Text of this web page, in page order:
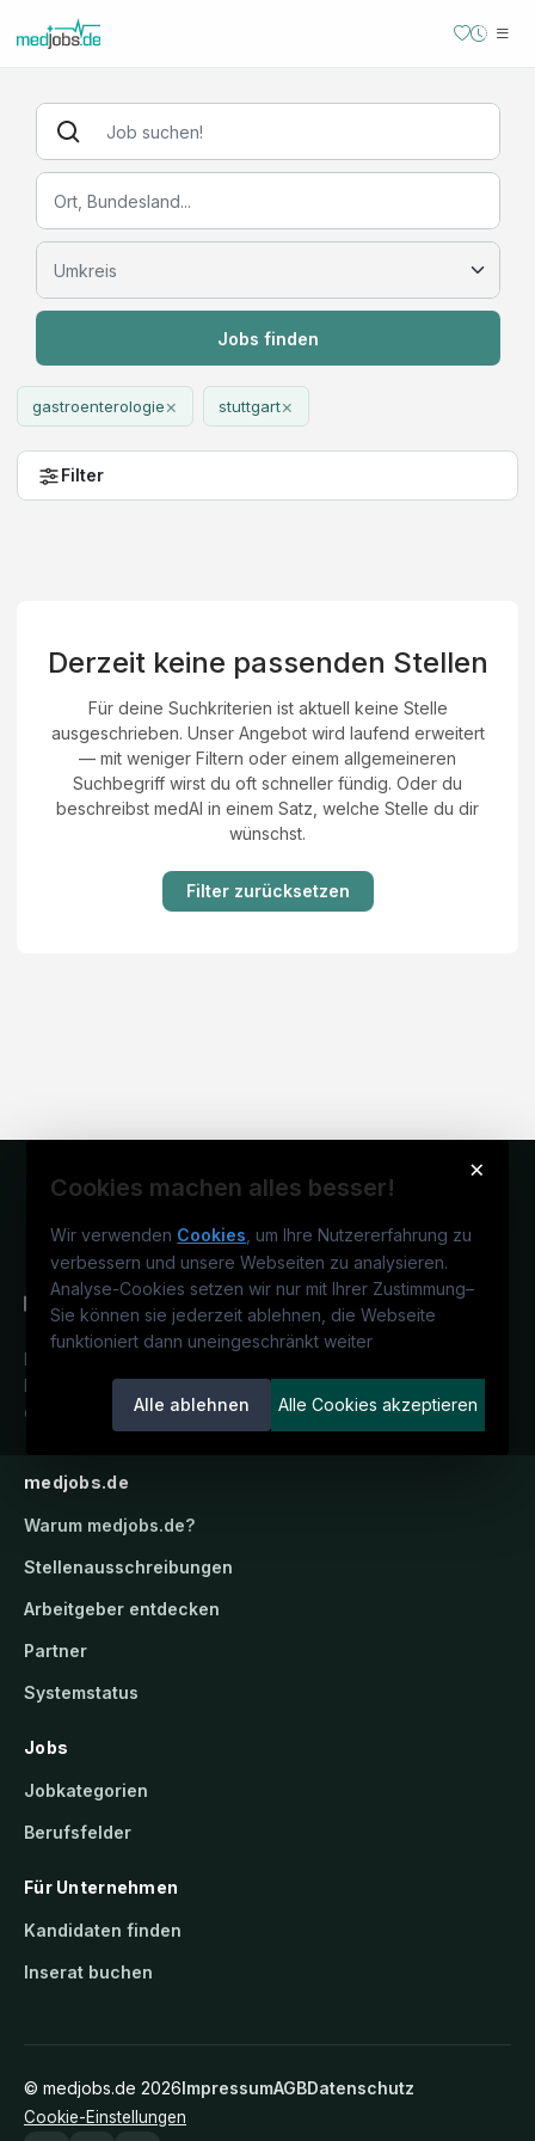
Jobs finden
gastroenterologie× stuttgart×
Filter
Derzeit keine passenden Stellen
Für deine Suchkriterien ist aktuell keine Stelle
ausgeschrieben. Unser Angebot wird laufend erweitert
— mit weniger Filtern oder einem allgemeineren
Suchbegriff wirst du oft schneller fündig. Oder du
beschreibst medAI in einem Satz, welche Stelle du dir
wünschst.
Filter zurücksetzen
×
Cookies machen alles besser!
Wir verwenden Cookies , um Ihre Nutzererfahrung zu
verbessern und unsere Webseiten zu analysieren.
Analyse-Cookies setzen wir nur mit Ihrer Zustimmung–
Sie können sie jederzeit ablehnen, die Webseite
funktioniert dann uneingeschränkt weiter
Alle ablehnen Alle Cookies akzeptieren
Deutschlands medizinisches
Karriereportal.Ein Service der
candidatis GmbH.
medjobs.de
Warum medjobs.de?
Stellenausschreibungen
Arbeitgeber entdecken
Partner
Systemstatus
Jobs
Jobkategorien
Berufsfelder
Für Unternehmen
Kandidaten finden
Inserat buchen
© medjobs.de 2026ImpressumAGBDatenschutz
Cookie-Einstellungen